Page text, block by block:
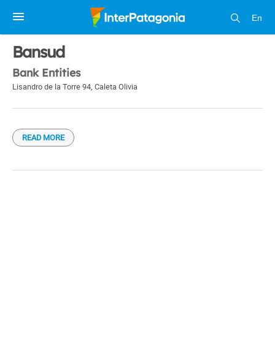
En
1 / 1
Bansud
Bank Entities
Lisandro de la Torre 94, Caleta Olivia
READ MORE